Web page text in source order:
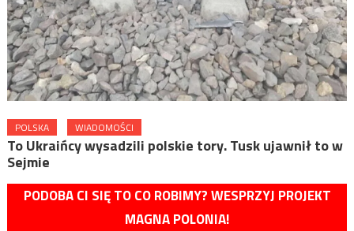
POLSKA WIADOMOŚCI
To Ukraińcy wysadzili polskie tory. Tusk ujawnił to w
Sejmie
PODOBA CI SIĘ TO CO ROBIMY? WESPRZYJ PROJEKT
MAGNA POLONIA!